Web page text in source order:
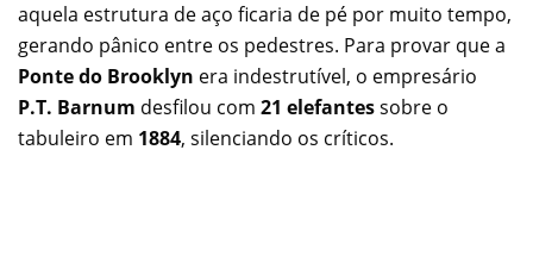
aquela estrutura de aço ficaria de pé por muito tempo,
gerando pânico entre os pedestres. Para provar que a
Ponte do Brooklyn era indestrutível, o empresário
P.T. Barnum desfilou com 21 elefantessobre o
tabuleiro em 1884, silenciando os críticos.